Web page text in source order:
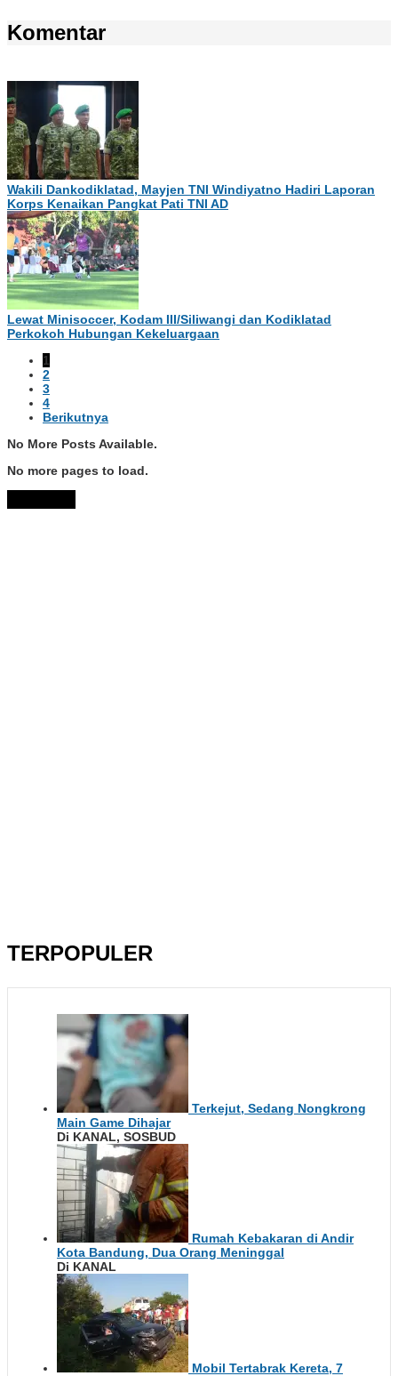
Komentar
Wakili Dankodiklatad, Mayjen TNI Windiyatno Hadiri Laporan
Korps Kenaikan Pangkat Pati TNI AD
Lewat Minisoccer, Kodam III/Siliwangi dan Kodiklatad
Perkokoh Hubungan Kekeluargaan
1
2
3
4
Berikutnya
No More Posts Available.
No more pages to load.
TERPOPULER
Terkejut, Sedang Nongkrong
Main Game Dihajar
Di KANAL, SOSBUD
Rumah Kebakaran di Andir
Kota Bandung, Dua Orang Meninggal
Di KANAL
Mobil Tertabrak Kereta, 7